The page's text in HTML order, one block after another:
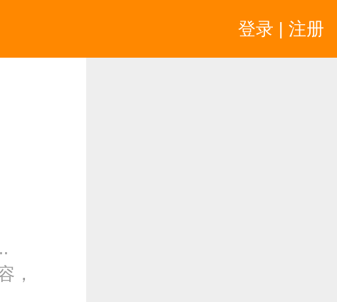
登录 | 注册
，